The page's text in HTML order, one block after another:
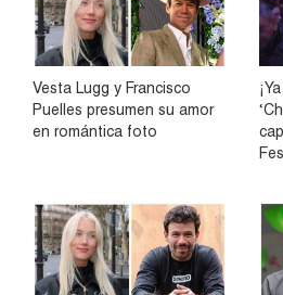
Vesta Lugg y Francisco
Puelles presumen su amor
en romántica foto